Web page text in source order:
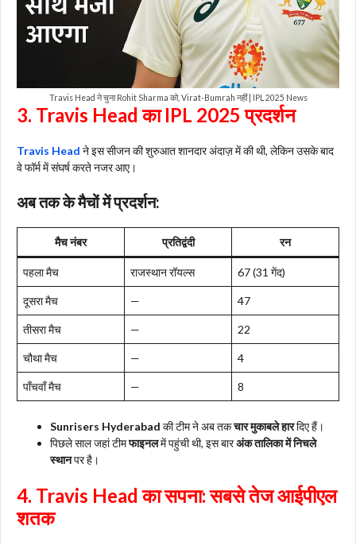
Travis Head ने चुना Rohit Sharma को, Virat-Bumrah नहीं | IPL 2025 News
3. Travis Head का IPL 2025 प्रदर्शन
Travis Head ने इस सीजन की शुरुआत शानदार अंदाज़ में की थी, लेकिन उसके बाद
वे फॉर्म में संघर्ष करते नजर आए।
अब तक के मैचों में प्रदर्शन:
मैच नंबर प्रतिद्वंदी रन
पहला मैच राजस्थान रॉयल्स 67 (31 गेंद)
दूसरा मैच — 47
तीसरा मैच — 22
चौथा मैच — 4
पाँचवाँ मैच — 8
Sunrisers Hyderabad की टीम ने अब तकचार मुकाबले हारदिए हैं।
पिछले साल जहां टीमफाइनलमें पहुंची थी, इस बारअंक तालिका में निचले
स्थानपर है।
4. Travis Head का सपना: सबसे तेज आईपीएल
शतक